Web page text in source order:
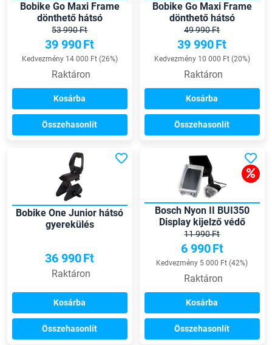
Bobike Go Maxi Frame
dönthető hátsó
gyerekülés
53 990 Ft
39 990Ft
Kedvezmény 14 000 Ft (26%)
Raktáron
Kosárba
Összehasonlít
Bobike Go Maxi Frame
dönthető hátsó
gyerekülés
49 990 Ft
39 990Ft
Kedvezmény 10 000 Ft (20%)
Raktáron
Kosárba
Összehasonlít
Bobike One Junior hátsó
gyerekülés
36 990Ft
Raktáron
Kosárba
Összehasonlít
Bosch Nyon II BUI350
Display kijelző védő
11 990 Ft
6 990Ft
Kedvezmény 5 000 Ft (42%)
Raktáron
Kosárba
Összehasonlít